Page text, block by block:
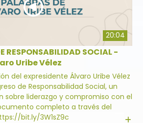
20:04
RESPONSABILIDAD SOCIAL -
Uribe Vélez
del expresidente Álvaro Uribe Vélez
de Responsabilidad Social, un
sobre liderazgo y compromiso con el
bit.ly/3W1sZ9c